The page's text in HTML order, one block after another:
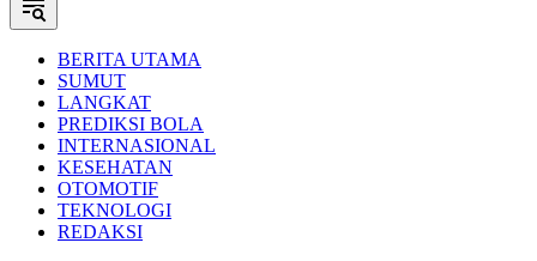
BERITA UTAMA
SUMUT
LANGKAT
PREDIKSI BOLA
INTERNASIONAL
KESEHATAN
OTOMOTIF
TEKNOLOGI
REDAKSI